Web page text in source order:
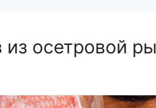
из осетровой